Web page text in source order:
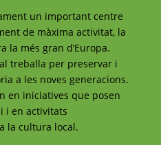
un important centre
de màxima activitat, la
la més gran d’Europa.
treballa per preservar i
a les noves generacions.
en iniciatives que posen
i en activitats
la cultura local.